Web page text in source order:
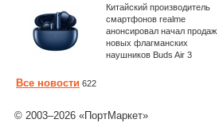
Китайский производитель
смартфонов realme
анонсировал начал продаж
новых флагманских
наушников Buds Air 3
Все новости 622
© 2003–2026 «ПортМаркет»